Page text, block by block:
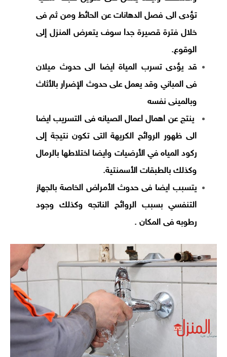
تؤدى الى فصل الدهانات عن الحائط ومن ثم فى
خلال فترة قصيرة جدا سوف يتعرض المنزل إلى
الوقوع.
قد يؤدى تسرب المياة ايضا الى حدوث ميلان
فى المباني وقد يعمل على حدوث الإضرار بالأثاث
وبالمينى نفسه
ينتج عن اهمال اعمال الصيانه فى التسريب ايضا
الى ظهور الروائح الكريهة التى تكون نتيجة إلى
ركود المياه في الأرضيات وايضا اختلاطها بالرمال
وكذلك بالطبقات الأسمنتية.
يتسبب ايضا فى حدوث الأمراض الخاصة بالجهاز
التنفسي بسبب الروائح الناتجه وكذلك وجود
رطوبه فى المكان .